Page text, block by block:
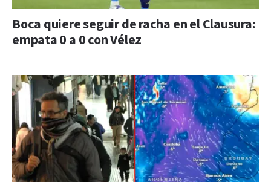
Boca quiere seguir de racha en el Clausura:
empata 0 a 0 con Vélez